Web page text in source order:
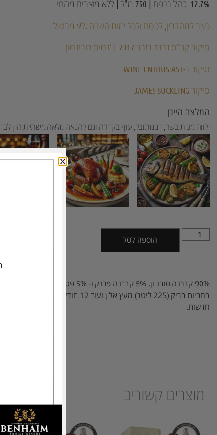
12.7% כהל בנפח | 750 מ"ל | ללא מוצרים מהחי
כשר למהדרין, לפסח ולכל ימות השנה .לא מבושל
סיקור קב"ס גרנד רזרב 2017 -ג'נסיס רובינסון
סיקור ב-WINE ENTHUSIAST
סיקור JAMES SUCKLING
המלצת היינן
ילווה מנות בשר, דג מתובל, עוף בקדרה וגם להנאה מלאה משתיית היין
הוספה לסל
חדשות.
מוצרים קשורים